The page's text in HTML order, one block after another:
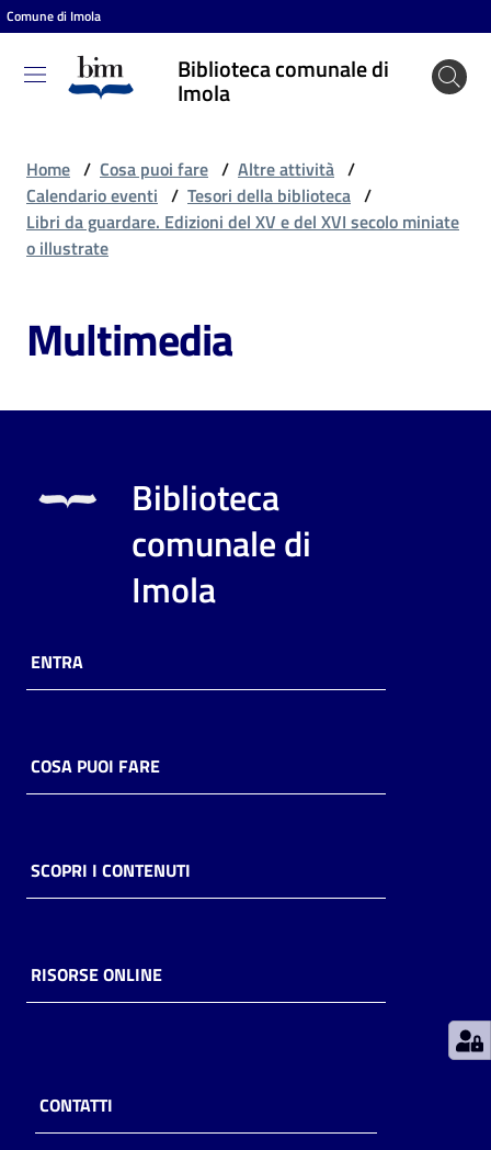
Vai al contenuto
Vai alla navigazione
Vai al footer
Comune di Imola
Biblioteca comunale di
Imola
Biblioteca
comunale
Entra
Cosa
puoi
Archivio
Decentrate
lettura
Home / Cosa puoi fare / Altre attività /
Calendario eventi / Tesori della biblioteca /
Libri da guardare. Edizioni del XV e del XVI secolo miniate
o illustrate
Multimedia
Biblioteca
comunale di
Imola
ENTRA
COSA PUOI FARE
SCOPRI I CONTENUTI
RISORSE ONLINE
CONTATTI